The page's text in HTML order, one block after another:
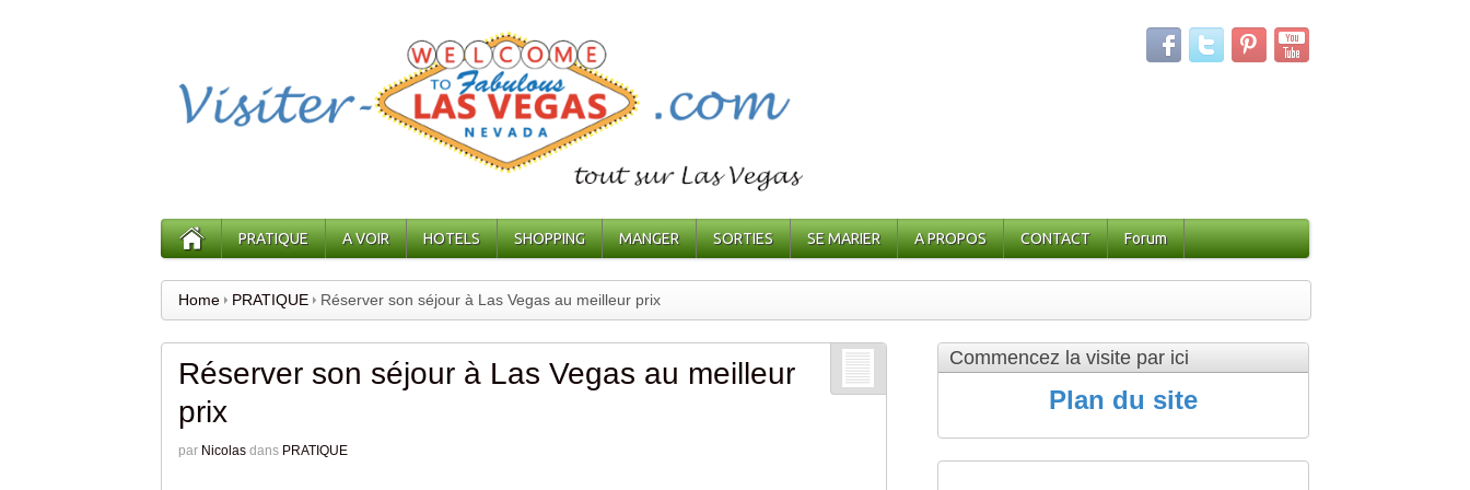
PRATIQUE A VOIR HOTELS SHOPPING MANGER SORTIES SE MARIER A PROPOS CONTACT Forum
Home PRATIQUE Réserver son séjour à Las Vegas au meilleur prix
Réserver son séjour à Las Vegas au meilleur
prix
par Nicolas dans PRATIQUE
Commencez la visite par ici
Plan du site